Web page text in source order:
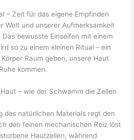
– Zeit für das eigene Empfinden
Welt und unserer Aufmerksamkeit
bewusste Einseifen mit einem
so zu einem kleinen Ritual – ein
Raum geben, unsere Haut
kommen.
– wie der Schwamm die Zellen
des natürlichen Materials regt den
den feinen mechanischen Reiz löst
Hautzellen, während